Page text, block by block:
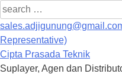
Search
for:
Representative)
Cipta Prasada Teknik
Suplayer, Agen dan